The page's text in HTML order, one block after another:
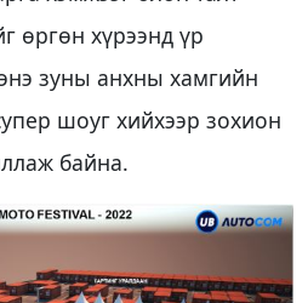
өргөн хүрээнд үр
зуны анхны хамгийн
шоуг хийхээр зохион
байна.